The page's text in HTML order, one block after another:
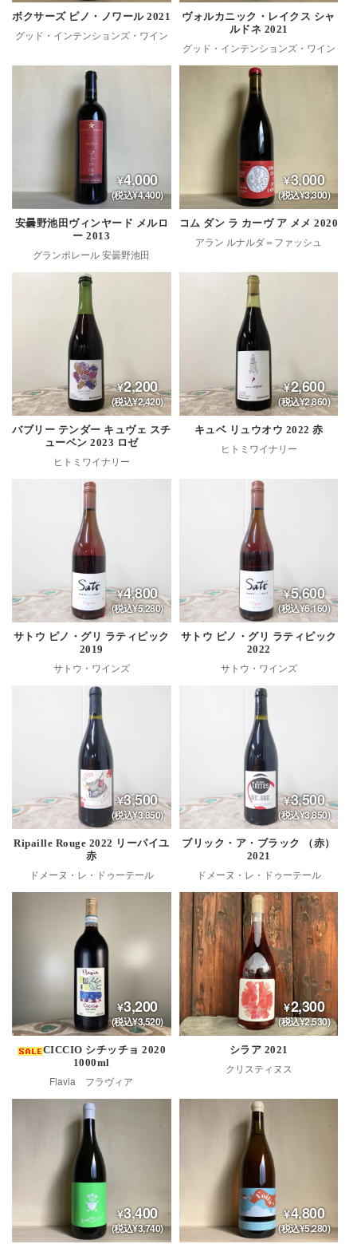
ボクサーズ ピノ・ノワール 2021
グッド・インテンションズ・ワイン
ヴォルカニック・レイクス シャ
ルドネ 2021
グッド・インテンションズ・ワイン
4,000
(税込¥4,400)
安曇野池田ヴィンヤード メルロ
ー 2013
グランポレール 安曇野池田
3,000
(税込¥3,300)
コム ダン ラ カーヴ ア メメ 2020
アラン ルナルダ＝ファッシュ
2,200
(税込¥2,420)
バブリー テンダー キュヴェ スチ
ューベン 2023 ロゼ
ヒトミワイナリー
2,600
(税込¥2,860)
キュベ リュウオウ 2022 赤
ヒトミワイナリー
4,800
(税込¥5,280)
サトウ ピノ・グリ ラティピック
2019
サトウ・ワインズ
5,600
(税込¥6,160)
サトウ ピノ・グリ ラティピック
2022
サトウ・ワインズ
3,500
(税込¥3,850)
Ripaille Rouge 2022 リーパイユ
赤
ドメーヌ・レ・ドゥーテール
3,500
(税込¥3,850)
ブリック・ア・ブラック （赤）
2021
ドメーヌ・レ・ドゥーテール
3,200
(税込¥3,520)
CICCIO シチッチョ 2020
1000ml
Flavia フラヴィア
2,300
(税込¥2,530)
シラア 2021
クリスティヌス
3,400
(税込¥3,740)
4,800
(税込¥5,280)